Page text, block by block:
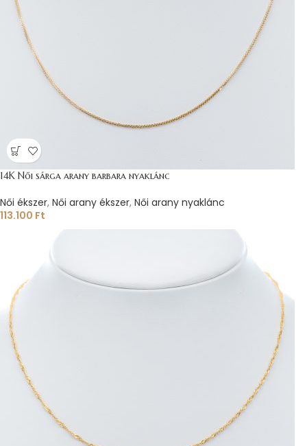
14K Női sárga arany barbara nyaklánc
Női ékszer, Női arany ékszer, Női arany nyaklánc
113.100 Ft